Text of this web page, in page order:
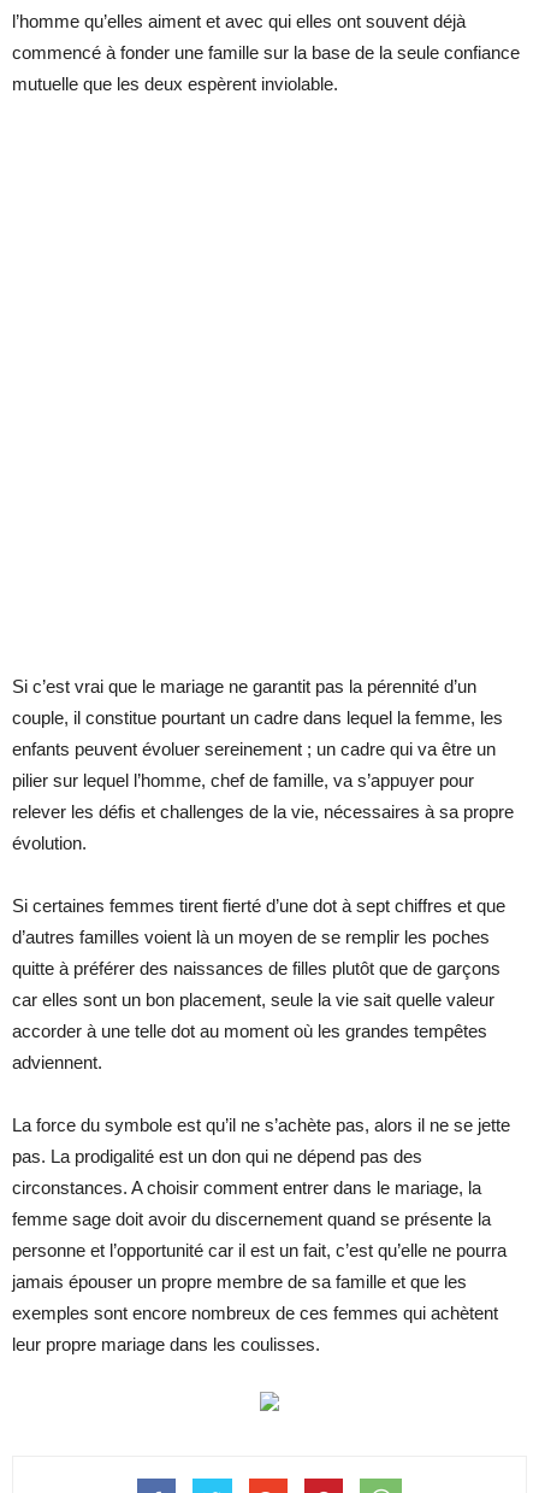
l’homme qu’elles aiment et avec qui elles ont souvent déjà
commencé à fonder une famille sur la base de la seule confiance
mutuelle que les deux espèrent inviolable.
Si c’est vrai que le mariage ne garantit pas la pérennité d’un
couple, il constitue pourtant un cadre dans lequel la femme, les
enfants peuvent évoluer sereinement ; un cadre qui va être un
pilier sur lequel l’homme, chef de famille, va s’appuyer pour
relever les défis et challenges de la vie, nécessaires à sa propre
évolution.
Si certaines femmes tirent fierté d’une dot à sept chiffres et que
d’autres familles voient là un moyen de se remplir les poches
quitte à préférer des naissances de filles plutôt que de garçons
car elles sont un bon placement, seule la vie sait quelle valeur
accorder à une telle dot au moment où les grandes tempêtes
adviennent.
La force du symbole est qu’il ne s’achète pas, alors il ne se jette
pas. La prodigalité est un don qui ne dépend pas des
circonstances. A choisir comment entrer dans le mariage, la
femme sage doit avoir du discernement quand se présente la
personne et l’opportunité car il est un fait, c’est qu’elle ne pourra
jamais épouser un propre membre de sa famille et que les
exemples sont encore nombreux de ces femmes qui achètent
leur propre mariage dans les coulisses.